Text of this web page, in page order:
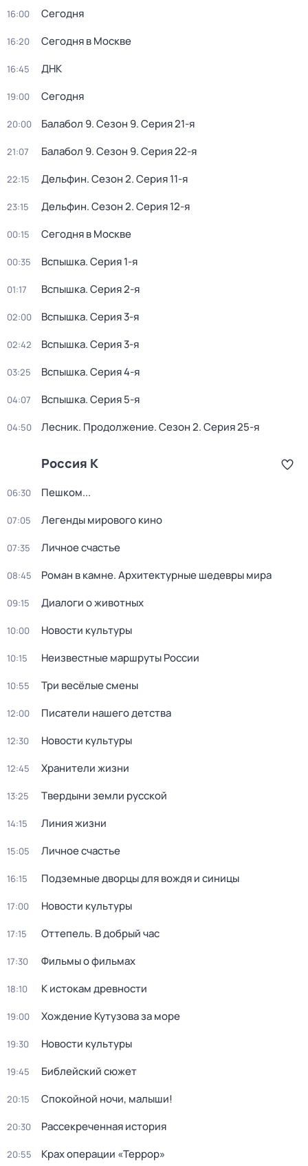
16:00 Сегодня
16:20 Сегодня в Москве
16:45 ДНК
19:00 Сегодня
20:00 Балабол 9. Сезон 9. Серия 21-я
21:07 Балабол 9. Сезон 9. Серия 22-я
22:15 Дельфин. Сезон 2. Серия 11-я
23:15 Дельфин. Сезон 2. Серия 12-я
00:15 Сегодня в Москве
00:35 Вспышка. Серия 1-я
01:17 Вспышка. Серия 2-я
02:00 Вспышка. Серия 3-я
02:42 Вспышка. Серия 3-я
03:25 Вспышка. Серия 4-я
04:07 Вспышка. Серия 5-я
04:50 Лесник. Продолжение. Сезон 2. Серия 25-я
Россия К
06:30 Пешком...
07:05 Легенды мирового кино
07:35 Личное счастье
08:45 Роман в камне. Архитектурные шедевры мира
09:15 Диалоги о животных
10:00 Новости культуры
10:15 Неизвестные маршруты России
10:55 Три весёлые смены
12:00 Писатели нашего детства
12:30 Новости культуры
12:45 Хранители жизни
13:25 Твердыни земли русской
14:15 Линия жизни
15:05 Личное счастье
16:15 Подземные дворцы для вождя и синицы
17:00 Новости культуры
17:15 Оттепель. В добрый час
17:30 Фильмы о фильмах
18:10 К истокам древности
19:00 Хождение Кутузова за море
19:30 Новости культуры
19:45 Библейский сюжет
20:15 Спокойной ночи, малыши!
20:30 Рассекреченная история
20:55 Крах операции «Террор»